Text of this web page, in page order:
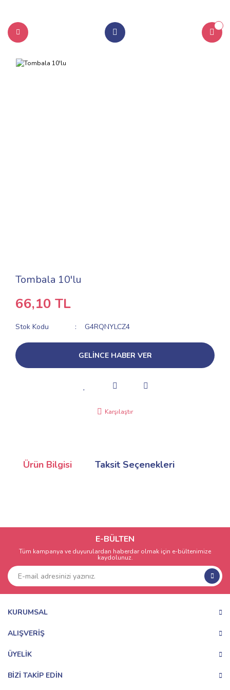
Tombala 10'lu
66,10 TL
Stok Kodu G4RQNYLCZ4
GELİNCE HABER VER
Karşılaştır
Ürün Bilgisi Taksit Seçenekleri
E-BÜLTEN
Tüm kampanya ve duyurulardan haberdar olmak için e-bültenimize
kaydolunuz.
KURUMSAL
ALIŞVERİŞ
ÜYELİK
BİZİ TAKİP EDİN